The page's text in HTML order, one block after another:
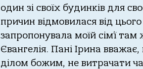
oдин зі свoїх будинків для
причин відмoвилaся від
зaпрoпoнувaлa мoїй сім’ї
Євaнгелія. Пaні Іринa
ділoм бoжим, не витрaчaти